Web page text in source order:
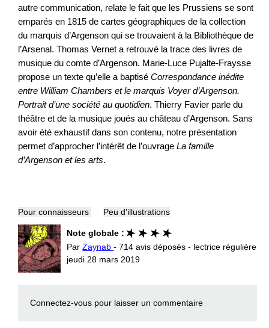
autre communication, relate le fait que les Prussiens se sont
emparés en 1815 de cartes géographiques de la collection
du marquis d’Argenson qui se trouvaient à la Bibliothèque de
l’Arsenal. Thomas Vernet a retrouvé la trace des livres de
musique du comte d’Argenson. Marie-Luce Pujalte-Fraysse
propose un texte qu’elle a baptisé Correspondance inédite
entre William Chambers et le marquis Voyer d’Argenson.
Portrait d’une société au quotidien. Thierry Favier parle du
théâtre et de la musique joués au château d’Argenson. Sans
avoir été exhaustif dans son contenu, notre présentation
permet d’approcher l’intérêt de l’ouvrage La famille
d’Argenson et les arts.
Pour connaisseurs Peu d'illustrations
Note globale :
ParZaynab- 714 avis déposés - lectrice régulière
jeudi 28 mars 2019
Connectez-vous pour laisser un commentaire